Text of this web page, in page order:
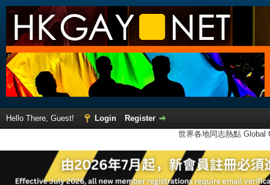
Hello There, Guest! Login
Register
世界各地同志熱點